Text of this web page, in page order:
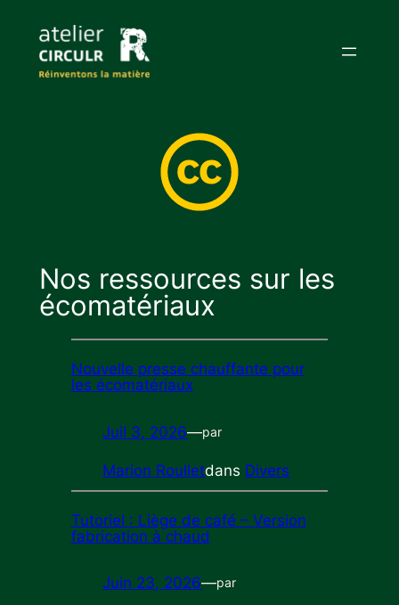
contenu
Nos ressources sur les
écomatériaux
Nouvelle presse chauffante pour
les écomatériaux
Juil 3, 2026—par
Marion Roulletdans Divers
Tutoriel : Liège de café – Version
fabrication à chaud
Juin 23, 2026—par